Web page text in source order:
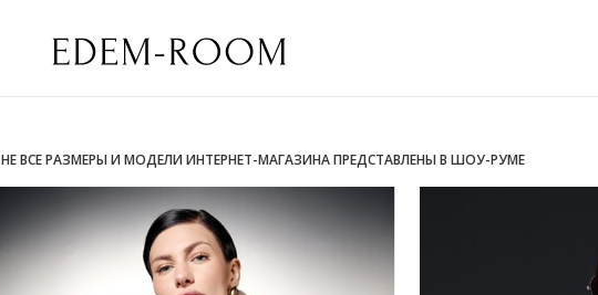
НЕ ВСЕ РАЗМЕРЫ И МОДЕЛИ ИНТЕРНЕТ-МАГАЗИНА ПРЕДСТАВЛЕНЫ В ШОУ-РУМЕ